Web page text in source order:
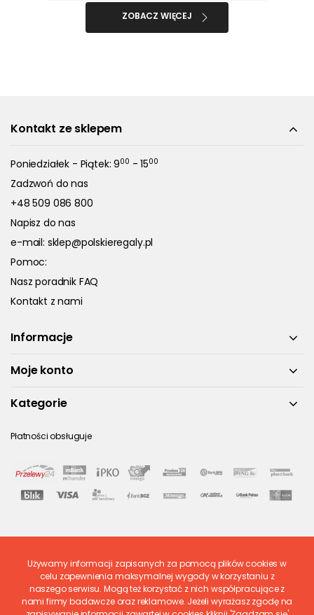
ZOBACZ WIĘCEJ
Kontakt ze sklepem
Poniedziałek - Piątek: 900 - 1500
Zadzwoń do nas
+48 509 086 800
Napisz do nas
e-mail: sklep@polskieregaly.pl
Pomoc:
Nasz poradnik FAQ
Kontakt z nami
Informacje
Moje konto
Kategorie
Płatności obsługuje
Ostatnio ocenione
Używamy informacji zapisanych za pomocą plików cookies w
celu zapewnienia maksymalnej wygody w korzystaniu z
naszego serwisu. Mogą też korzystać z nich współpracujące z
nami firmy badawcze oraz reklamowe. Jeżeli wyrażasz zgodę na